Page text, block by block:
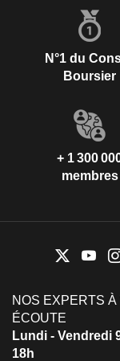
N°1 du
Boursier
+ 1 300
membres
NOS EXPERTS À
ÉCOUTE
Lundi - Vendredi
18h